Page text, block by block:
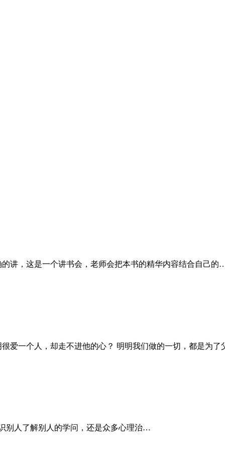
这是一个讲书会，老师会把本书的精华内容结合自己的
爱一个人，却走不进他的心？ 明明我们做的一切，都是为
人了解别人的学问，还是众多心理治…